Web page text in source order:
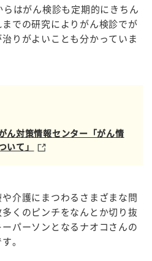
はがん検診も定期的にきちん
での研究によりがん検診でが
りがよいことも分かっていま
ん対策情報センター「がん情
いて」
介護にまつわるさまざまな問
くのピンチをなんとか切り抜
パーソンとなるナオコさんの
。